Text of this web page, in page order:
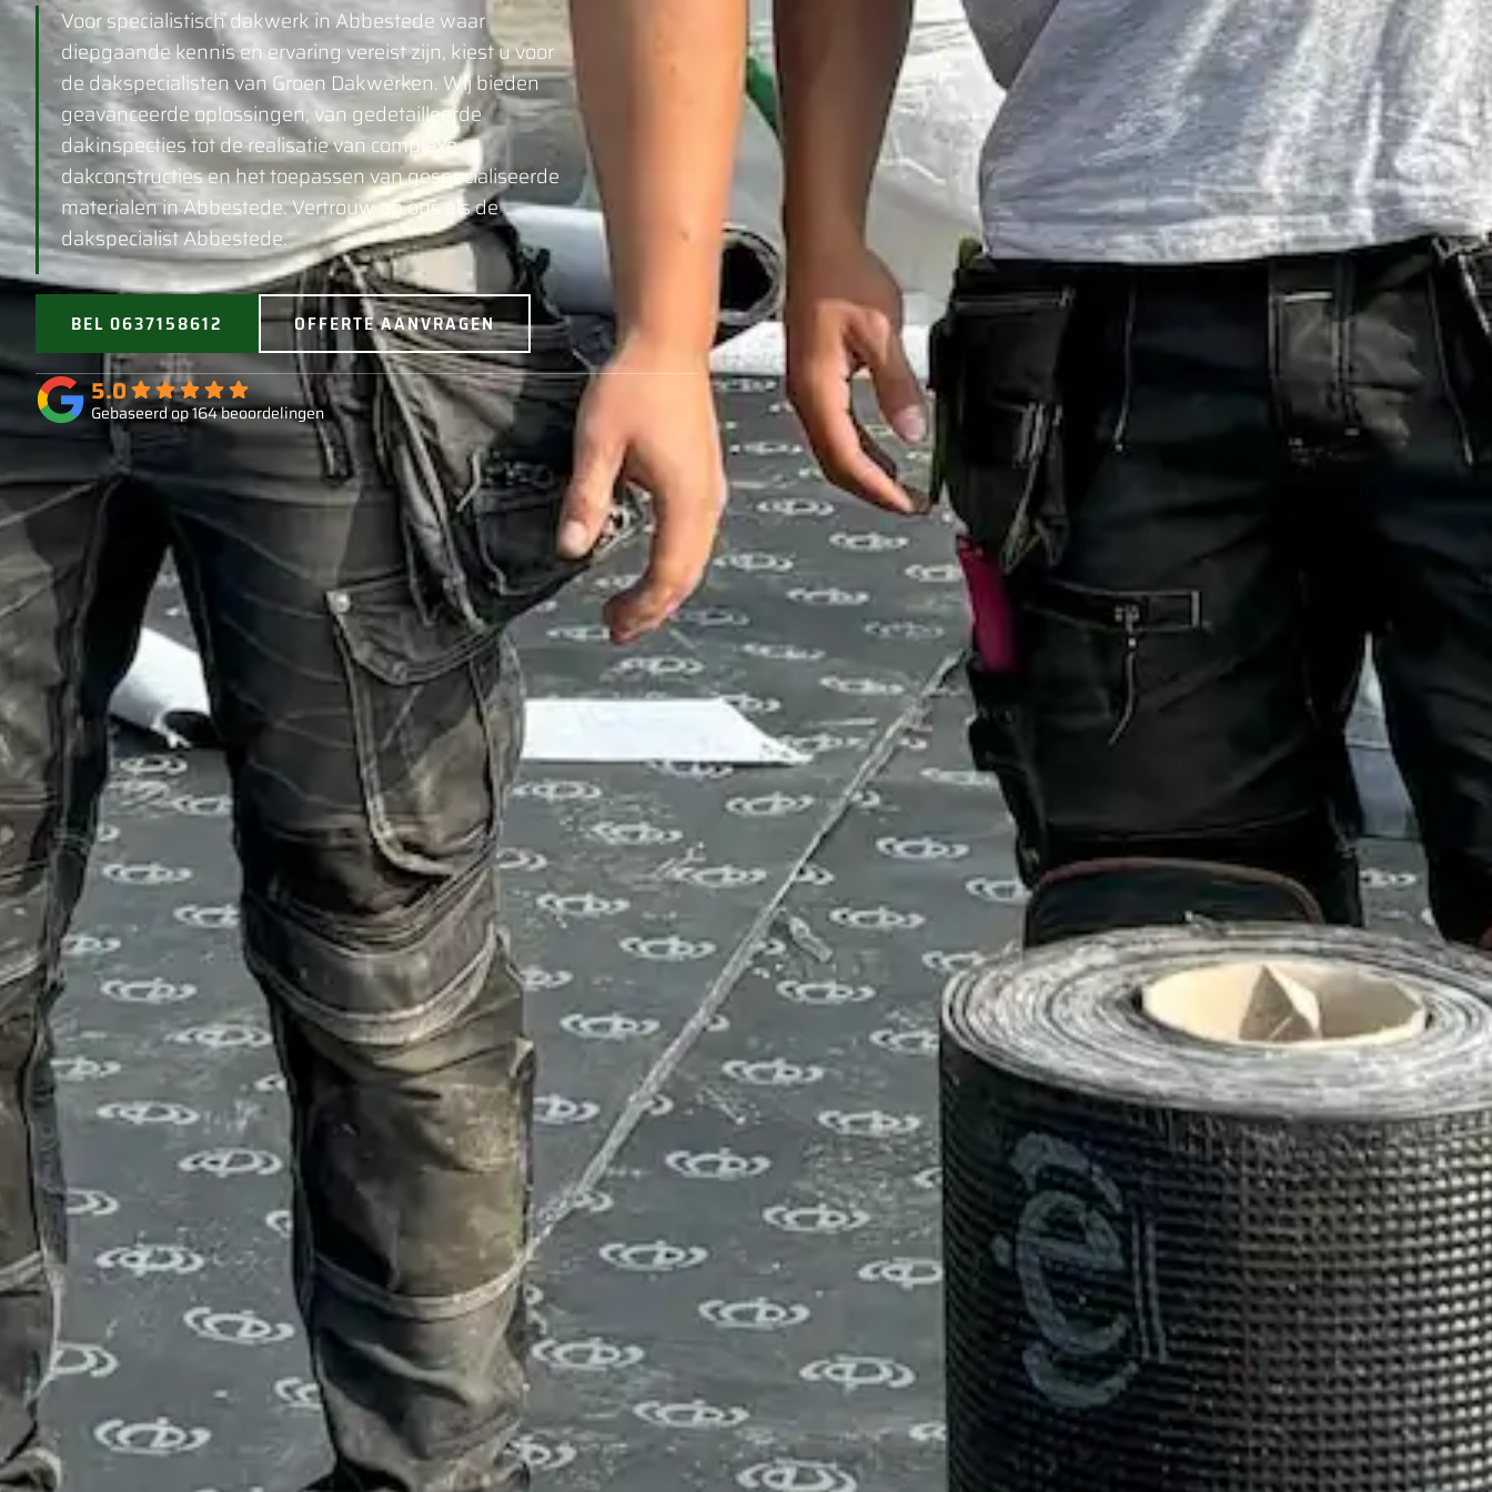
Voor specialistisch dakwerk in Abbestede waar
diepgaande kennis en ervaring vereist zijn, kiest u voor
de dakspecialisten van Groen Dakwerken. Wij bieden
geavanceerde oplossingen, van gedetailleerde
dakinspecties tot de realisatie van complexe
dakconstructies en het toepassen van gespecialiseerde
materialen in Abbestede. Vertrouw op ons als de
dakspecialist Abbestede.
BEL 0637158612 OFFERTE AANVRAGEN
5.0
Gebaseerd op 164 beoordelingen